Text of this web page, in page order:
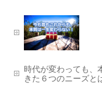
時代が変わっても、
きた６つのニーズと